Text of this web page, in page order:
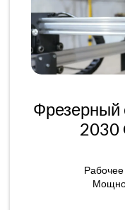
Фрезерный
2030